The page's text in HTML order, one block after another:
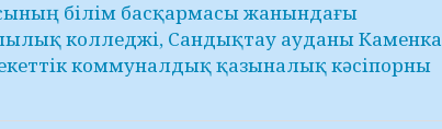
білім басқармасы жанындағы
колледжі, Сандықтау ауданы Каменка
коммуналдық қазыналық кәсіпорны